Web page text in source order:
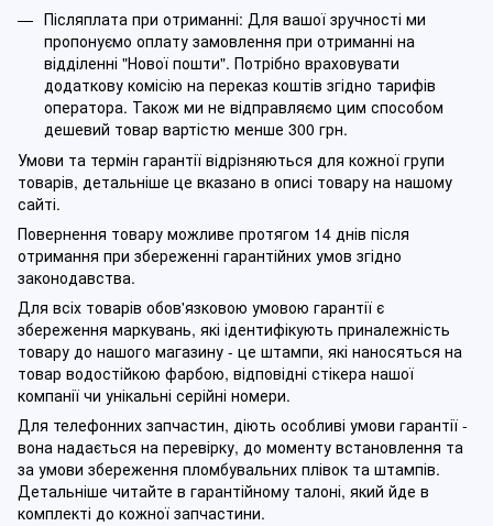
Післяплата при отриманні: Для вашої зручності ми
пропонуємо оплату замовлення при отриманні на
відділенні "Нової пошти". Потрібно враховувати
додаткову комісію на переказ коштів згідно тарифів
оператора. Також ми не відправляємо цим способом
дешевий товар вартістю менше 300 грн.
Умови та термін гарантії відрізняються для кожної групи
товарів, детальніше це вказано в описі товару на нашому
сайті.
Повернення товару можливе протягом 14 днів після
отримання при збереженні гарантійних умов згідно
законодавства.
Для всіх товарів обов'язковою умовою гарантії є
збереження маркувань, які ідентифікують приналежність
товару до нашого магазину - це штампи, які наносяться на
товар водостійкою фарбою, відповідні стікера нашої
компанії чи унікальні серійні номери.
Для телефонних запчастин, діють особливі умови гарантії -
вона надається на перевірку, до моменту встановлення та
за умови збереження пломбувальних плівок та штампів.
Детальніше читайте в гарантійному талоні, який йде в
комплекті до кожної запчастини.